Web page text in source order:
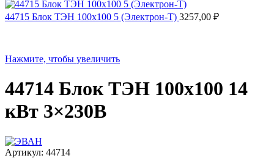
44715 Блок ТЭН 100х100 5 (Электрон-Т) 3257,00 ₽
Нажмите, чтобы увеличить
44714 Блок ТЭН 100х100 14
кВт 3×230В
Артикул: 44714